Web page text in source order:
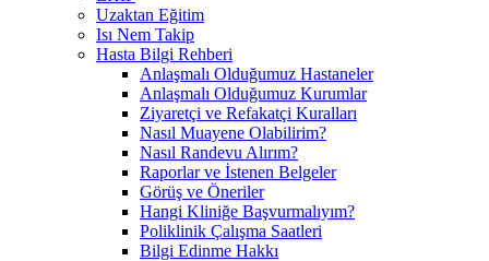
Uzaktan Eğitim
Isı Nem Takip
Hasta Bilgi Rehberi
Anlaşmalı Olduğumuz Hastaneler
Anlaşmalı Olduğumuz Kurumlar
Ziyaretçi ve Refakatçi Kuralları
Nasıl Muayene Olabilirim?
Nasıl Randevu Alırım?
Raporlar ve İstenen Belgeler
Görüş ve Öneriler
Hangi Kliniğe Başvurmalıyım?
Poliklinik Çalışma Saatleri
Bilgi Edinme Hakkı